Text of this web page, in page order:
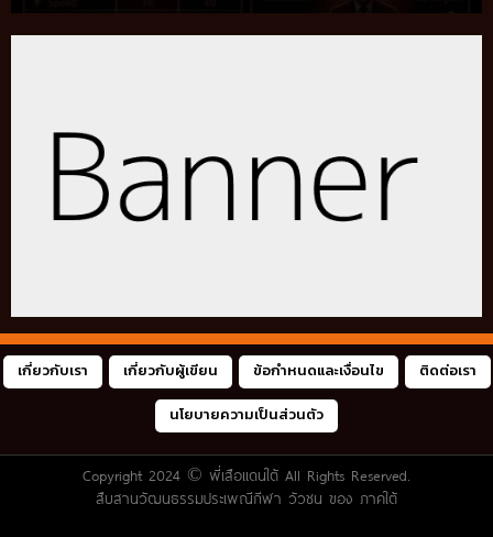
เกี่ยวกับเรา เกี่ยวกับผู้เขียน ข้อกำหนดและเงื่อนไข ติดต่อเรา
นโยบายความเป็นส่วนตัว
Copyright 2024 © พี่เสือแดนใต้ All Rights Reserved.
สืบสานวัฒนธรรมประเพณีกีฬา วัวชน ของ ภาคใต้